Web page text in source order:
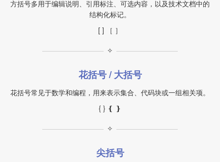
方括号多用于编辑说明、引用标注、可选内容，以及技术文档中的
结构化标记。
[ ] ［ ］
✧
花括号 / 大括号
花括号常见于数学和编程，用来表示集合、代码块或一组相关项。
{ } ❴ ❵
✧
尖括号